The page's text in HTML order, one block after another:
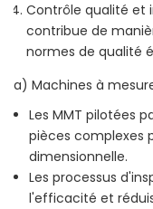
Contrôle qualité et
contribue de
normes de qualité
a) Machines à
Les MMT pilotées
pièces complexes
dimensionnelle.
Les processus
l'efficacité et